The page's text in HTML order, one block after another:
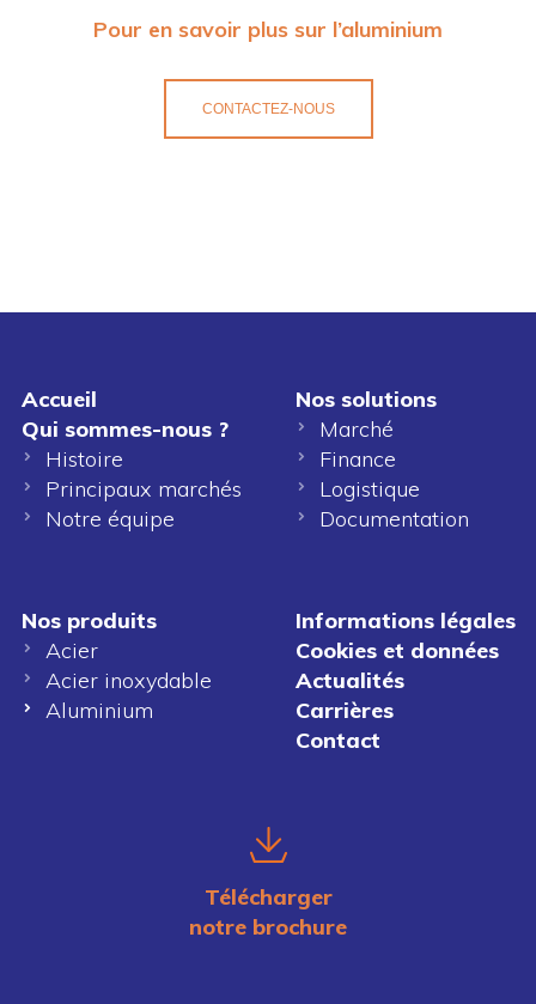
Pour en savoir plus sur l’aluminium
CONTACTEZ-NOUS
Accueil
Qui sommes-nous ?
Histoire
Principaux marchés
Notre équipe
Nos solutions
Marché
Finance
Logistique
Documentation
Nos produits
Acier
Acier inoxydable
Aluminium
Informations légales
Cookies et données
Actualités
Carrières
Contact
Télécharger
notre brochure